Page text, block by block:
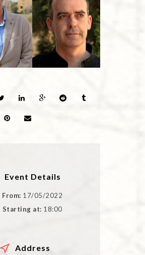
Event Details
From: 17/05/2022
Starting at: 18:00
Address